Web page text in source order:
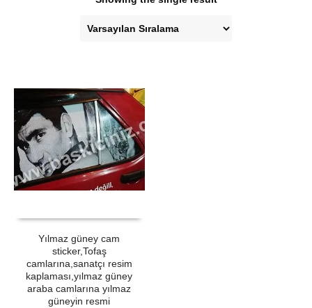
Yılmaz güney cam
sticker,Tofaş
camlarına,sanatçı resim
kaplaması,yılmaz güney
araba camlarına yılmaz
güneyin resmi